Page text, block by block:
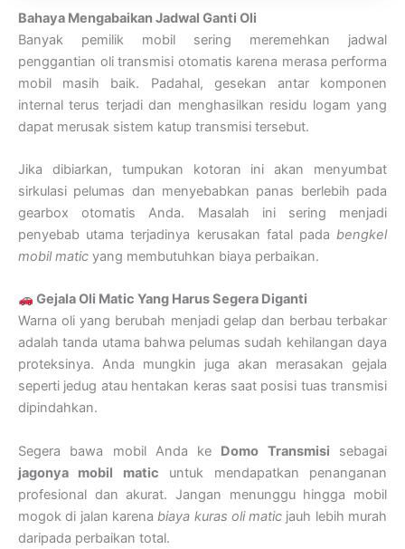
Bahaya Mengabaikan Jadwal Ganti Oli
Banyak pemilik mobil sering meremehkan jadwal
penggantian oli transmisi otomatis karena merasa performa
mobil masih baik. Padahal, gesekan antar komponen
internal terus terjadi dan menghasilkan residu logam yang
dapat merusak sistem katup transmisi tersebut.
Jika dibiarkan, tumpukan kotoran ini akan menyumbat
sirkulasi pelumas dan menyebabkan panas berlebih pada
gearbox otomatis Anda. Masalah ini sering menjadi
penyebab utama terjadinya kerusakan fatal pada bengkel
mobil matic yang membutuhkan biaya perbaikan.
Gejala Oli Matic Yang Harus Segera Diganti
Warna oli yang berubah menjadi gelap dan berbau terbakar
adalah tanda utama bahwa pelumas sudah kehilangan daya
proteksinya. Anda mungkin juga akan merasakan gejala
seperti jedug atau hentakan keras saat posisi tuas transmisi
dipindahkan.
Segera bawa mobil Anda ke Domo Transmisi sebagai
jagonya mobil matic untuk mendapatkan penanganan
profesional dan akurat. Jangan menunggu hingga mobil
mogok di jalan karena biaya kuras oli matic jauh lebih murah
daripada perbaikan total.